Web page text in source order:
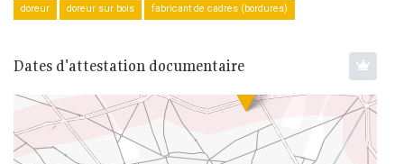
doreur doreur sur bois fabricant de cadres (bordures)
Dates d'attestation documentaire